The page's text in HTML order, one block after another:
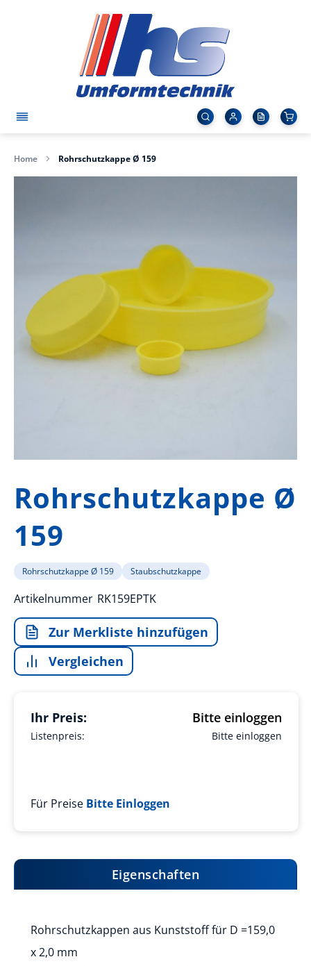
Home Rohrschutzkappe Ø 159
der
Bildergalerie
springen
Rohrschutzkappe Ø
159
Rohrschutzkappe Ø 159 Staubschutzkappe
Artikelnummer RK159EPTK
Zur Merkliste hinzufügen
Vergleichen
Listenpreis: Bitte einloggen
Ihr Preis: Bitte einloggen
Für Preise Bitte Einloggen
Eigenschaften
Rohrschutzkappen aus Kunststoff für D =159,0
x 2,0 mm